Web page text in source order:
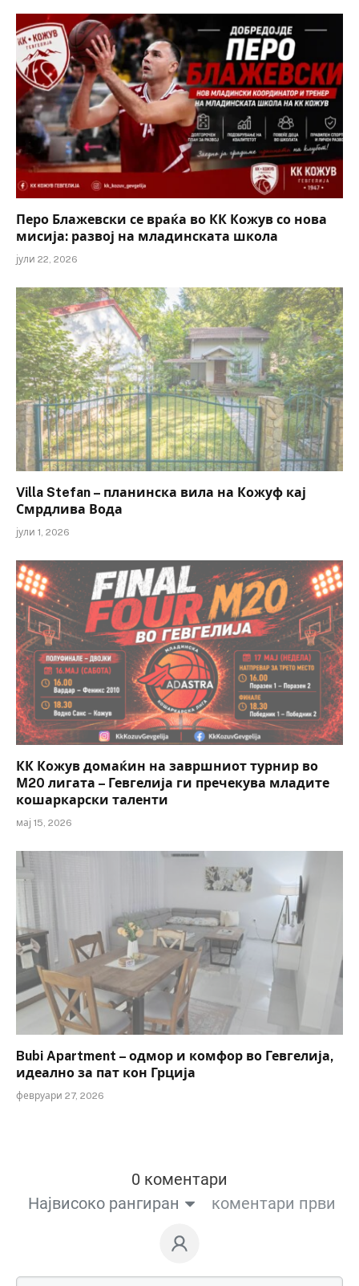
Перо Блажевски се враќа во КК Кожув со нова
мисија: развој на младинската школа
јули 22, 2026
Villa Stefan – планинска вила на Кожуф кај
Смрдлива Вода
јули 1, 2026
КК Кожув домаќин на завршниот турнир во
М20 лигата – Гевгелија ги пречекува младите
кошаркарски таленти
мај 15, 2026
Bubi Apartment – одмор и комфор во Гевгелија,
идеално за пат кон Грција
февруари 27, 2026
0 коментари
Највисоко рангиран
коментари први